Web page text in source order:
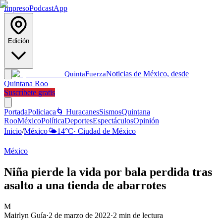
ImpresoPodcastApp
Edición
QuintaFuerzaNoticias de México, desde
Quintana Roo
Suscríbete gratis
PortadaPoliciaca 🌀 HuracanesSismosQuintana
RooMéxicoPolíticaDeportesEspectáculosOpinión
Inicio/México🌤️14°C· Ciudad de México
México
Niña pierde la vida por bala perdida tras
asalto a una tienda de abarrotes
M
Mairlyn Guía·2 de marzo de 2022·2 min de lectura